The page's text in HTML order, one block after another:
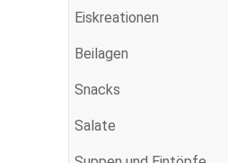
Eiskreationen
Beilagen
Snacks
Salate